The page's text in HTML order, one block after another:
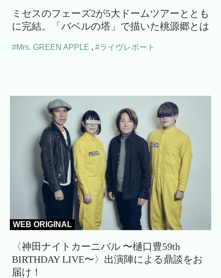
ミセスのフェーズ2が5大ドームツアーととも
に完結。「バベルの塔」で描いた桃源郷とは
#Mrs. GREEN APPLE , #ライヴレポート
WEB ORIGINAL
〈神田ナイトカーニバル 〜樋口豊59th
BIRTHDAY LIVE〜〉出演陣による鼎談をお
届け！